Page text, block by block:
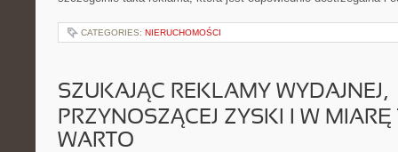
CATEGORIES: NIERUCHOMOŚCI
SZUKAJĄC REKLAMY WYDAJNEJ,
PRZYNOSZĄCEJ ZYSKI I W MIARĘ
WARTO